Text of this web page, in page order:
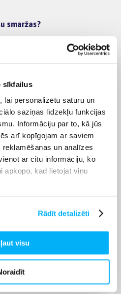
sīkfailus
personalizētu saturu un
saziņas līdzekļu funkcijas
Informāciju par to, kā jūs
arī kopīgojam ar saviem
un analīzes
ar citu informāciju, ko
apkopo, kad lietojat viņu
Rādīt detalizēti
visu
smaržas?
ikvienai, kas vēlas izcelt savu
var kļūt par emocionālu
gan svētkiem – no viegliem
smaržu izvēli internetā – viegli
aromātus.